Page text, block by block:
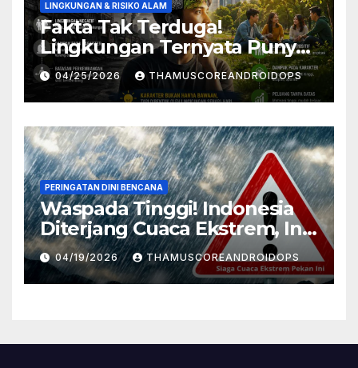
LINGKUNGAN & RISIKO ALAM
Fakta Tak Terduga!
Lingkungan Ternyata Punya
Pengaruh Besar Pada
Karakter Manusia, Ini
Penjelasannya
04/25/2026 THAMUSCOREANDROIDOPS
PERINGATAN DINI BENCANA
Waspada Tinggi! Indonesia
Diterjang Cuaca Ekstrem, Ini
Daftar Daerah Rawan
04/19/2026 THAMUSCOREANDROIDOPS